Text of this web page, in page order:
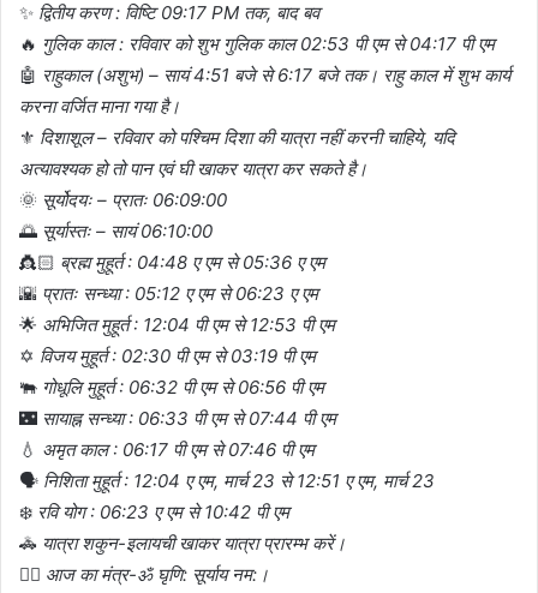
✨ द्वितीय करण : विष्टि 09:17 PM तक, बाद बव
🔥 गुलिक काल : रविवार को शुभ गुलिक काल 02:53 पी एम से 04:17 पी एम
🤖 राहुकाल (अशुभ) – सायं 4:51 बजे से 6:17 बजे तक। राहु काल में शुभ कार्य
करना वर्जित माना गया है।
⚜️ दिशाशूल – रविवार को पश्चिम दिशा की यात्रा नहीं करनी चाहिये, यदि
अत्यावश्यक हो तो पान एवं घी खाकर यात्रा कर सकते है।
🌞 सूर्योदयः – प्रातः 06:09:00
🌅 सूर्यास्तः – सायं 06:10:00
👸🏻 ब्रह्म मुहूर्त : 04:48 ए एम से 05:36 ए एम
🌇 प्रातः सन्ध्या : 05:12 ए एम से 06:23 ए एम
🌟 अभिजित मुहूर्त : 12:04 पी एम से 12:53 पी एम
✡️ विजय मुहूर्त : 02:30 पी एम से 03:19 पी एम
🐃 गोधूलि मुहूर्त : 06:32 पी एम से 06:56 पी एम
🌃 सायाह्न सन्ध्या : 06:33 पी एम से 07:44 पी एम
💧 अमृत काल : 06:17 पी एम से 07:46 पी एम
🗣️ निशिता मुहूर्त : 12:04 ए एम, मार्च 23 से 12:51 ए एम, मार्च 23
❄️ रवि योग : 06:23 ए एम से 10:42 पी एम
🚓 यात्रा शकुन-इलायची खाकर यात्रा प्रारम्भ करें।
👉🏼 आज का मंत्र-ॐ घृणि: सूर्याय नम:।